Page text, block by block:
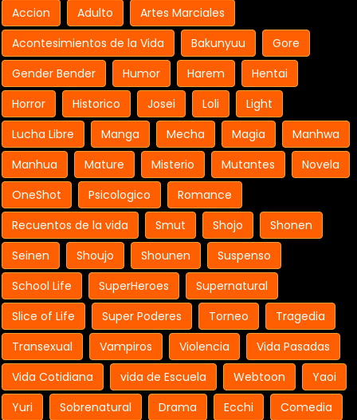
Accion Adulto
Artes Marciales
Acontesimientos de la Vida
Bakunyuu
Gore
Gender Bender
Humor Harem
Hentai
Horror
Historico Josei Loli
Light
Lucha Libre
Manga Mecha Magia
Manhwa
Manhua
Mature Misterio Mutantes
Novela
OneShot
Psicologico
Romance
Recuentos de la vida
Smut Shojo
Shonen
Seinen
Shoujo Shounen
Suspenso
School Life
SuperHeroes
Supernatural
Slice of Life
Super Poderes Torneo
Tragedia
Transexual
Vampiros Violencia
Vida Pasadas
Vida Cotidiana
vida de Escuela Webtoon
Yaoi
Yuri
Sobrenatural Drama Ecchi
Comedia